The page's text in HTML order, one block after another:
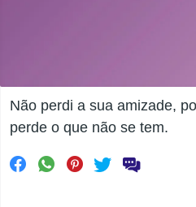
Não perdi a sua amizade,
perde o que não se tem.